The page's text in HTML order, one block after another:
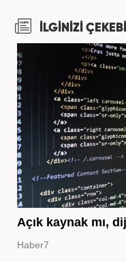
İLGİNİZİ
Açık kaynak mı,
Haber7